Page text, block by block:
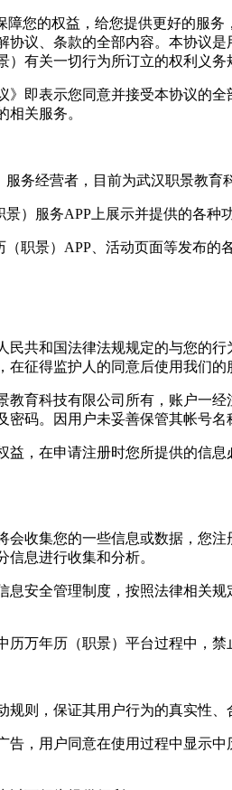
障您的权益，给您提供更好的服
协议、条款的全部内容。本协议
有关一切行为所订立的权利义务
》即表示您同意并接受本协议的
关服务。
务经营者，目前为武汉职景教育
）服务APP上展示并提供的各种
职景）APP、活动页面等发布的
共和国法律法规规定的与您的
征得监护人的同意后使用我们
教育科技有限公司所有，账户一
码。因用户未妥善保管其帐号
益，在申请注册时您所提供的信
会收集您的一些信息或数据，您
息进行收集和分析。
息安全管理制度，按照法律相关
历万年历（职景）平台过程中，
则，保证其用户行为的真实性、
告，用户同意在使用过程中显示